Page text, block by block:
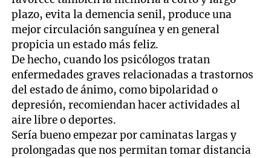
plazo, evita la demencia senil, produce una
mejor circulación sanguínea y en general
propicia un estado más feliz.
De hecho, cuando los psicólogos tratan
enfermedades graves relacionadas a trastornos
del estado de ánimo, como bipolaridad o
depresión, recomiendan hacer actividades al
aire libre o deportes.
Sería bueno empezar por caminatas largas y
prolongadas que nos permitan tomar distancia